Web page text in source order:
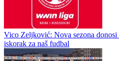
Ćorić uoči starta WWin lige: Mislim
Denis Ćorić za SportDC najavljuje
Hercegovine, koja kreće večeras
Željezničara i BSK-a
kuće...